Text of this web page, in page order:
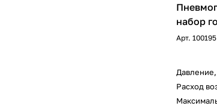
набор
Арт. 100195
Расход